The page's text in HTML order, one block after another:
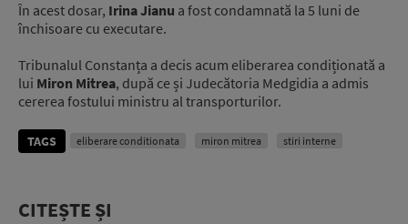
În acest dosar, Irina Jianu a fost condamnată la 5 luni de
închisoare cu executare.
Tribunalul Constanța a decis acum eliberarea condiționată a
lui Miron Mitrea, după ce și Judecătoria Medgidia a admis
cererea fostului ministru al transporturilor.
TAGS eliberare conditionata miron mitrea stiri interne
CITEȘTE ȘI